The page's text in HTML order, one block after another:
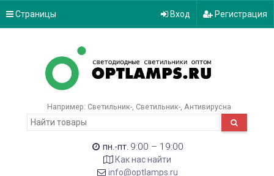
Страницы Вход Регистрация
Например: Светильник- Светильник- Антивирусна
пн.-пт. 9:00 – 19:00
Как нас найти
info@optlamps.ru